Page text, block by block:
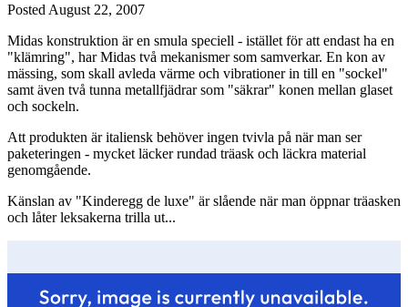
Posted August 22, 2007
Midas konstruktion är en smula speciell - istället för att endast ha en
"klämring", har Midas två mekanismer som samverkar. En kon av
mässing, som skall avleda värme och vibrationer in till en "sockel"
samt även två tunna metallfjädrar som "säkrar" konen mellan glaset
och sockeln.
Att produkten är italiensk behöver ingen tvivla på när man ser
paketeringen - mycket läcker rundad träask och läckra material
genomgående.
Känslan av "Kinderegg de luxe" är slående när man öppnar träasken
och låter leksakerna trilla ut...